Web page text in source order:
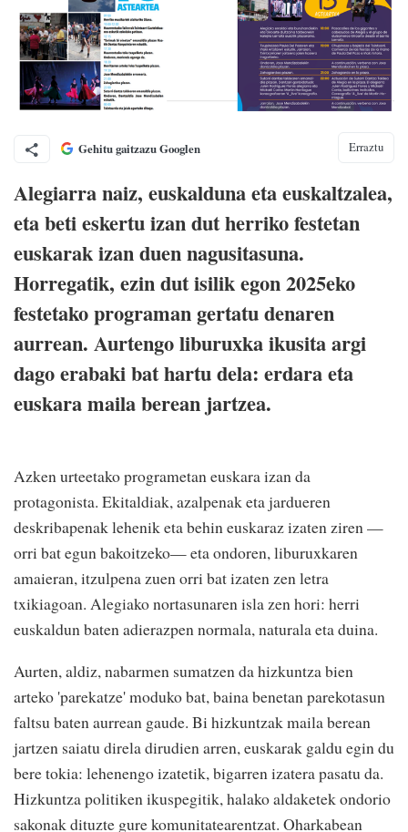
Gehitu gaitzazu Googlen Erraztu
Alegiarra naiz, euskalduna eta euskaltzalea,
eta beti eskertu izan dut herriko festetan
euskarak izan duen nagusitasuna.
Horregatik, ezin dut isilik egon 2025eko
festetako programan gertatu denaren
aurrean. Aurtengo liburuxka ikusita argi
dago erabaki bat hartu dela: erdara eta
euskara maila berean jartzea.
Azken urteetako programetan euskara izan da
protagonista. Ekitaldiak, azalpenak eta jardueren
deskribapenak lehenik eta behin euskaraz izaten ziren —
orri bat egun bakoitzeko— eta ondoren, liburuxkaren
amaieran, itzulpena zuen orri bat izaten zen letra
txikiagoan. Alegiako nortasunaren isla zen hori: herri
euskaldun baten adierazpen normala, naturala eta duina.
Aurten, aldiz, nabarmen sumatzen da hizkuntza bien
arteko 'parekatze' moduko bat, baina benetan parekotasun
faltsu baten aurrean gaude. Bi hizkuntzak maila berean
jartzen saiatu direla dirudien arren, euskarak galdu egin du
bere tokia: lehenengo izatetik, bigarren izatera pasatu da.
Hizkuntza politiken ikuspegitik, halako aldaketek ondorio
sakonak dituzte gure komunitatearentzat. Oharkabean